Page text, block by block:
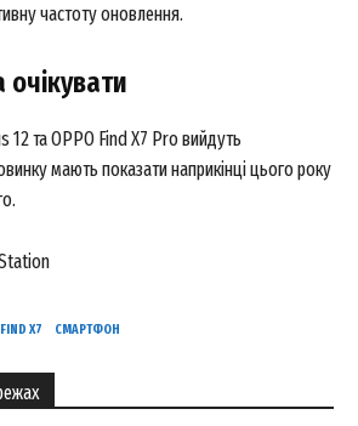
частоту оновлення.
12 та OPPO Find X7 Pro вийдуть
мають показати наприкінці цього року
X7 СМАРТФОН